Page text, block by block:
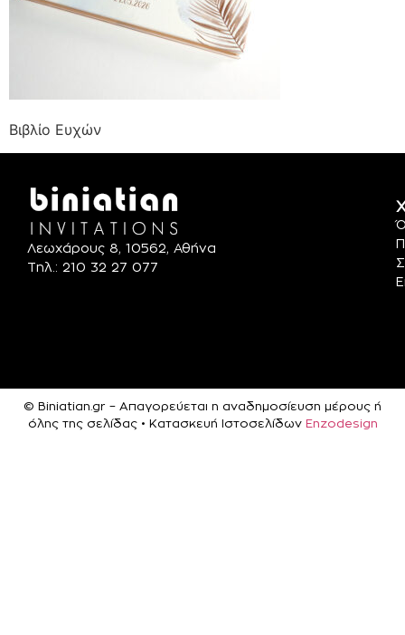
Βιβλίο Ευχών
Λεωχάρους 8, 10562, Αθήνα
Τηλ.: 210 32 27 077
© Biniatian.gr – Απαγορεύεται η αναδημοσίευση μέρους ή
όλης της σελίδας • Κατασκευή Ιστοσελίδων Enzodesign